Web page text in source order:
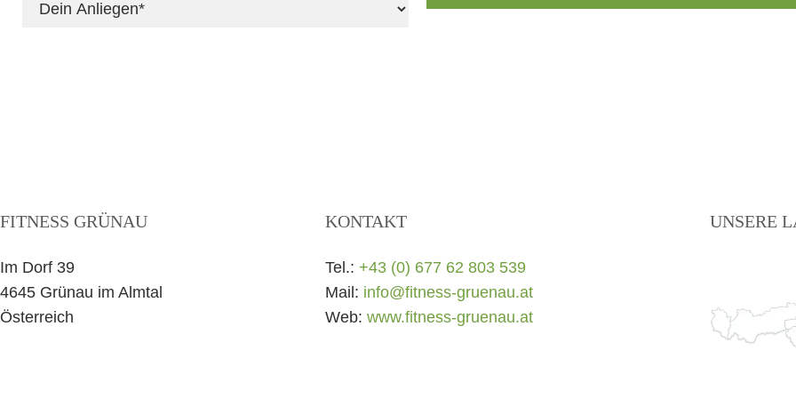
FITNESS GRÜNAU
Im Dorf 39
4645 Grünau im Almtal
Österreich
KONTAKT
Tel.: +43 (0) 677 62 803 539
Mail: info@fitness-gruenau.at
Web: www.fitness-gruenau.at
UNSERE